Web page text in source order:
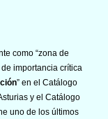
como “zona de
importancia crítica
” en el Catálogo
y el Catálogo
uno de los últimos